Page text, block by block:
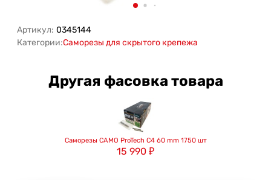
Артикул: 0345144
Категории:Саморезы для скрытого крепежа
Другая фасовка товара
Саморезы CAMO ProTech C4 60 mm 1750 шт
15 990 ₽